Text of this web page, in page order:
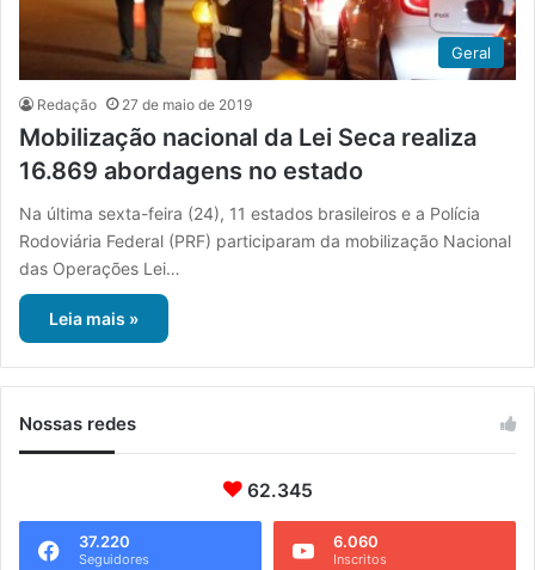
Geral
Redação 27 de maio de 2019
Mobilização nacional da Lei Seca realiza
16.869 abordagens no estado
Na última sexta-feira (24), 11 estados brasileiros e a Polícia
Rodoviária Federal (PRF) participaram da mobilização Nacional
das Operações Lei…
Leia mais »
Nossas redes
62.345
37.220
Seguidores
6.060
Inscritos